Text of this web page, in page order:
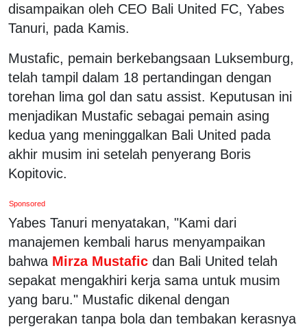
disampaikan oleh CEO Bali United FC, Yabes
Tanuri, pada Kamis.
Mustafic, pemain berkebangsaan Luksemburg,
telah tampil dalam 18 pertandingan dengan
torehan lima gol dan satu assist. Keputusan ini
menjadikan Mustafic sebagai pemain asing
kedua yang meninggalkan Bali United pada
akhir musim ini setelah penyerang Boris
Kopitovic.
Sponsored
Yabes Tanuri menyatakan, "Kami dari
manajemen kembali harus menyampaikan
bahwa Mirza Mustafic dan Bali United telah
sepakat mengakhiri kerja sama untuk musim
yang baru." Mustafic dikenal dengan
pergerakan tanpa bola dan tembakan kerasnya